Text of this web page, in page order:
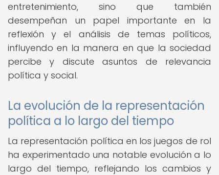
entretenimiento, sino que también
desempeñan un papel importante en la
reflexión y el análisis de temas políticos,
influyendo en la manera en que la sociedad
percibe y discute asuntos de relevancia
política y social.
La evolución de la representación
política a lo largo del tiempo
La representación política en los juegos de rol
ha experimentado una notable evolución a lo
largo del tiempo, reflejando los cambios y